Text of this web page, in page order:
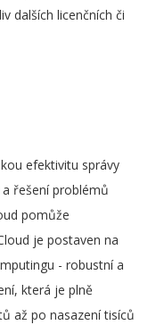
dalších licenčních či
efektivitu správy
řešení problémů
pomůže
je postaven na
- robustní a
která je plně
až po nasazení tisíců